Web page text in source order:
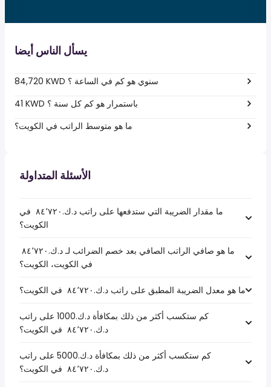
يسأل الناس أيضا
84,720 KWD سنوي هو كم في الساعة ؟
41 KWD باستمرار هو كم كل سنة ؟
ما هو متوسط الراتب في الكويت؟
الأسئلة المتداولة
ما مقدار الضريبة التي ستدفعها على راتب د.ك.‏٨٤٬٧٢٠ ‏ في
الكويت؟
في الكويت، الكويت؟
ما هو معدل الضريبة المطبق على راتب د.ك.‏٨٤٬٧٢٠ ‏ في الكويت؟
كم ستكسب أكثر من ذلك بمكافأة د.ك.1000 على راتب
د.ك.‏٨٤٬٧٢٠ ‏ في الكويت؟
كم ستكسب أكثر من ذلك بمكافأة د.ك.5000 على راتب
د.ك.‏٨٤٬٧٢٠ ‏ في الكويت؟